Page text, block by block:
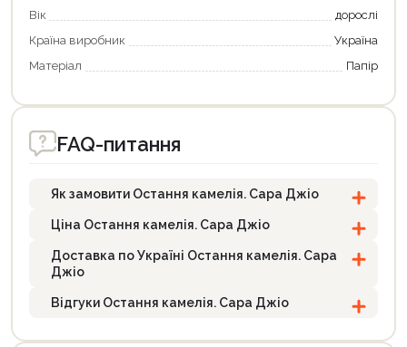
Вік
дорослі
Країна виробник
Україна
Матеріал
Папір
FAQ-питання
Як замовити Остання камелія. Сара Джіо
Ціна Остання камелія. Сара Джіо
Доставка по Україні Остання камелія. Сара
Джіо
Відгуки Остання камелія. Сара Джіо